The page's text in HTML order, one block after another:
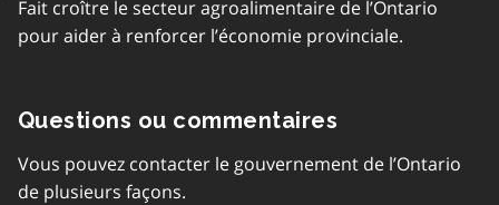
Fait croître le secteur agroalimentaire de l’Ontario
pour aider à renforcer l’économie provinciale.
Questions ou commentaires
Vous pouvez contacter le gouvernement de l’Ontario
de plusieurs façons.